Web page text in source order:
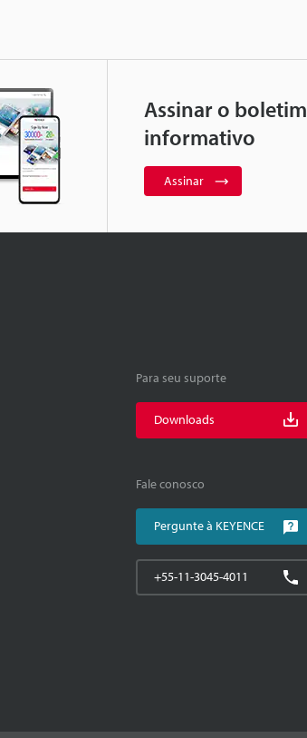
Assinar o boletim
informativo
Assinar
Para seu suporte
Downloads
Fale conosco
Pergunte à KEYENCE
+55-11-3045-4011